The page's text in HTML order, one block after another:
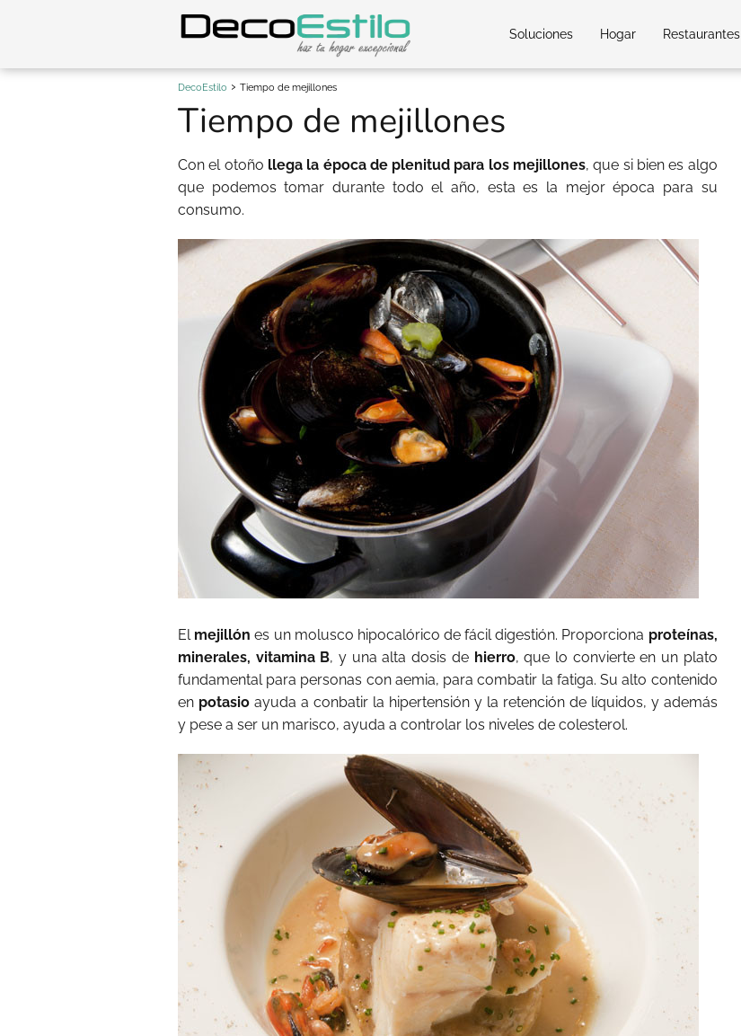
Soluciones Hogar Restaurantes
DecoEstilo Tiempo de mejillones
Tiempo de mejillones
Con el otoño llega la época de plenitud para los mejillones, que si bien es algo
que podemos tomar durante todo el año, esta es la mejor época para su
consumo.
El mejillónes un molusco hipocalórico de fácil digestión. Proporciona proteínas,
minerales, vitamina B, y una alta dosis de hierro, que lo convierte en un plato
fundamental para personas con aemia, para combatir la fatiga. Su alto contenido
en potasio ayuda a conbatir la hipertensión y la retención de líquidos, y además
y pese a ser un marisco, ayuda a controlar los niveles de colesterol.